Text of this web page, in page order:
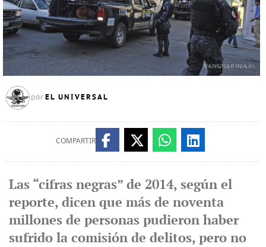
por EL UNIVERSAL
COMPARTIR
Las “cifras negras” de 2014, según el
reporte, dicen que más de noventa
millones de personas pudieron haber
sufrido la comisión de delitos, pero no